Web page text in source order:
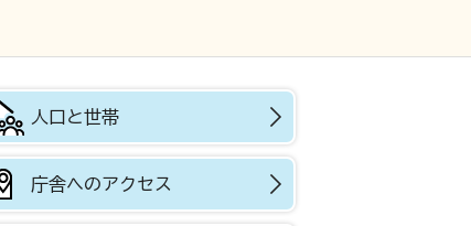
人口と世帯
庁舎へのアクセス